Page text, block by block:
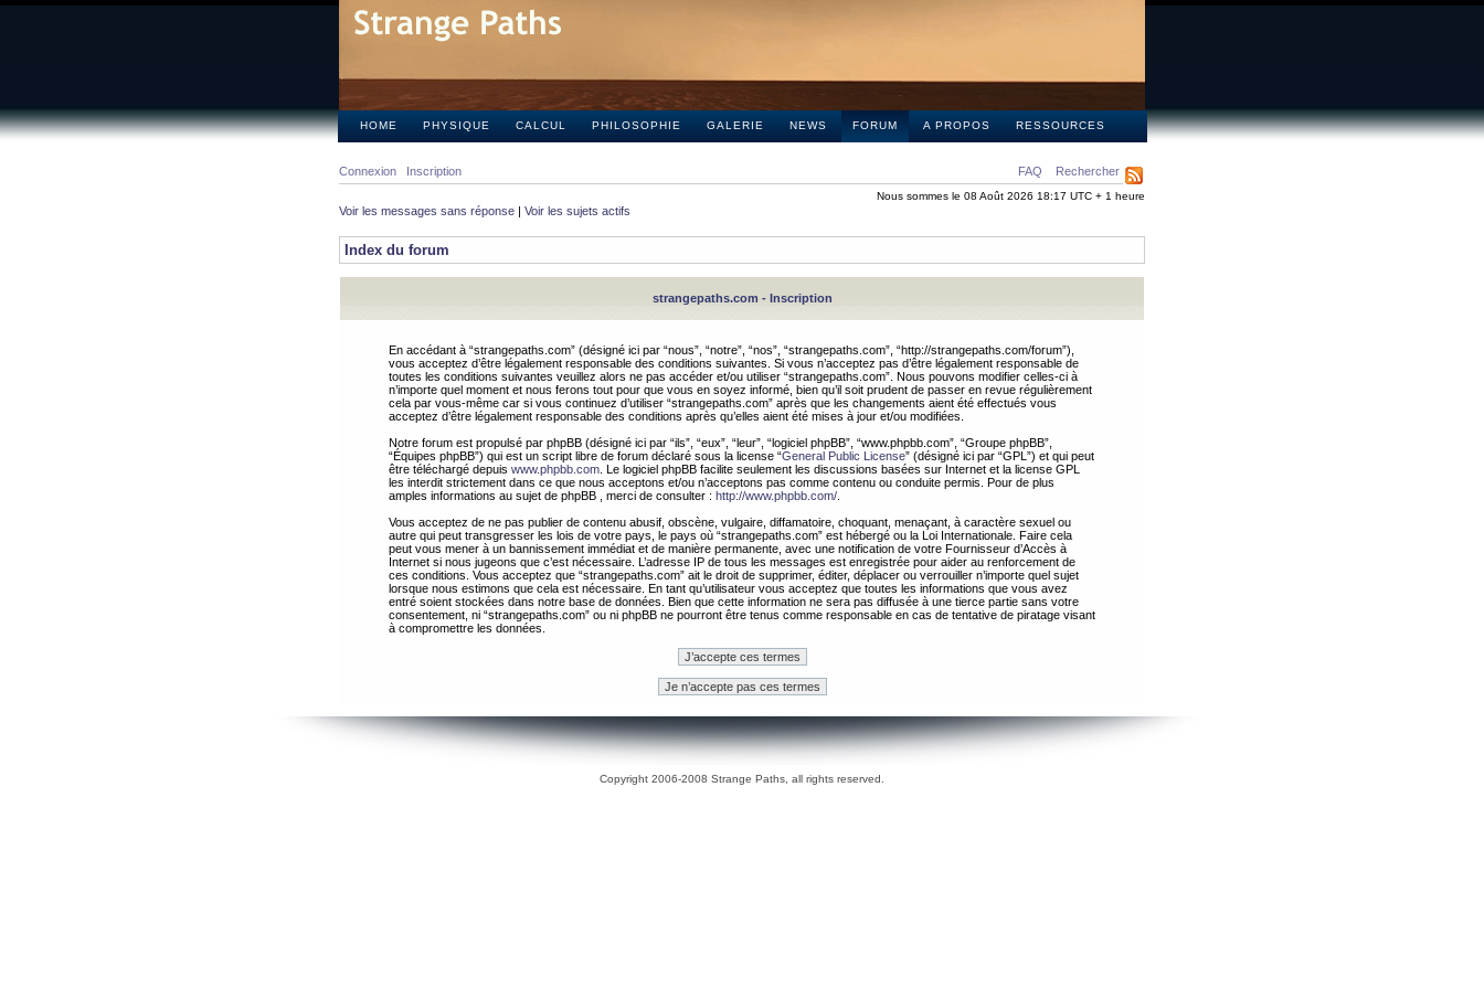
HOME PHYSIQUE CALCUL PHILOSOPHIE GALERIE NEWS FORUM A PROPOS RESSOURCES
FAQ Rechercher
Connexion Inscription
Nous sommes le 08 Août 2026 18:17 UTC + 1 heure
Voir les messages sans réponse | Voir les sujets actifs
Index du forum
strangepaths.com - Inscription
En accédant à “strangepaths.com” (désigné ici par “nous”, “notre”, “nos”, “strangepaths.com”, “http://strangepaths.com/forum”),
vous acceptez d’être légalement responsable des conditions suivantes. Si vous n’acceptez pas d’être légalement responsable de
toutes les conditions suivantes veuillez alors ne pas accéder et/ou utiliser “strangepaths.com”. Nous pouvons modifier celles-ci à
n’importe quel moment et nous ferons tout pour que vous en soyez informé, bien qu’il soit prudent de passer en revue régulièrement
cela par vous-même car si vous continuez d’utiliser “strangepaths.com” après que les changements aient été effectués vous
acceptez d’être légalement responsable des conditions après qu’elles aient été mises à jour et/ou modifiées.
Notre forum est propulsé par phpBB (désigné ici par “ils”, “eux”, “leur”, “logiciel phpBB”, “www.phpbb.com”, “Groupe phpBB”,
“Équipes phpBB”) qui est un script libre de forum déclaré sous la license “General Public License” (désigné ici par “GPL”) et qui peut
être téléchargé depuis www.phpbb.com . Le logiciel phpBB facilite seulement les discussions basées sur Internet et la license GPL
les interdit strictement dans ce que nous acceptons et/ou n’acceptons pas comme contenu ou conduite permis. Pour de plus
amples informations au sujet de phpBB , merci de consulter : http://www.phpbb.com/
Vous acceptez de ne pas publier de contenu abusif, obscène, vulgaire, diffamatoire, choquant, menaçant, à caractère sexuel ou
autre qui peut transgresser les lois de votre pays, le pays où “strangepaths.com” est hébergé ou la Loi Internationale. Faire cela
peut vous mener à un bannissement immédiat et de manière permanente, avec une notification de votre Fournisseur d’Accès à
Internet si nous jugeons que c’est nécessaire. L’adresse IP de tous les messages est enregistrée pour aider au renforcement de
ces conditions. Vous acceptez que “strangepaths.com” ait le droit de supprimer, éditer, déplacer ou verrouiller n’importe quel sujet
lorsque nous estimons que cela est nécessaire. En tant qu’utilisateur vous acceptez que toutes les informations que vous avez
entré soient stockées dans notre base de données. Bien que cette information ne sera pas diffusée à une tierce partie sans votre
consentement, ni “strangepaths.com” ou ni phpBB ne pourront être tenus comme responsable en cas de tentative de piratage visant
à compromettre les données.
Copyright 2006-2008 Strange Paths, all rights reserved.